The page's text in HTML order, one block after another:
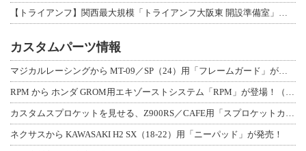
カスタムパーツ情報
ネクサスから KAWASAKI H2 SX（18-22）用「ニーパッド」が発売！